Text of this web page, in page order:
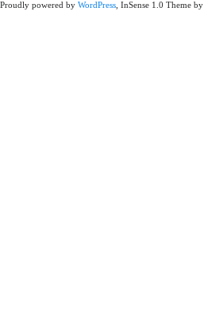
Proudly powered by WordPress , InSense 1.0 Theme by